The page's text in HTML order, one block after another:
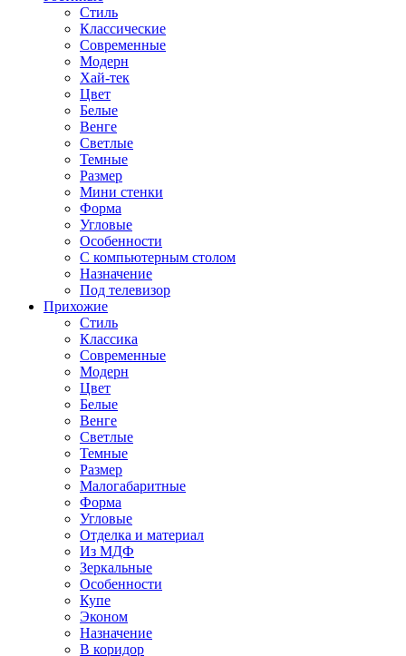
Стиль
Классические
Современные
Модерн
Хай-тек
Цвет
Белые
Венге
Светлые
Темные
Размер
Мини стенки
Форма
Угловые
Особенности
С компьютерным столом
Назначение
Под телевизор
Прихожие
Стиль
Классика
Современные
Модерн
Цвет
Белые
Венге
Светлые
Темные
Размер
Малогабаритные
Форма
Угловые
Отделка и материал
Из МДФ
Зеркальные
Особенности
Купе
Эконом
Назначение
В коридор